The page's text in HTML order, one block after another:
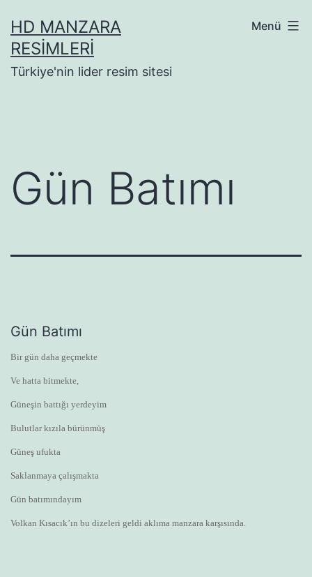
geçHD MANZARA
RESIMLERI
Türkiye'nin lider resim sitesi
Menü
Gün Batımı
Gün Batımı
Bir gün daha geçmekte
Ve hatta bitmekte,
Güneşin battığı yerdeyim
Bulutlar kızıla bürünmüş
Güneş ufukta
Saklanmaya çalışmakta
Gün batımındayım
Volkan Kısacık’ın bu dizeleri geldi aklıma manzara karşısında.